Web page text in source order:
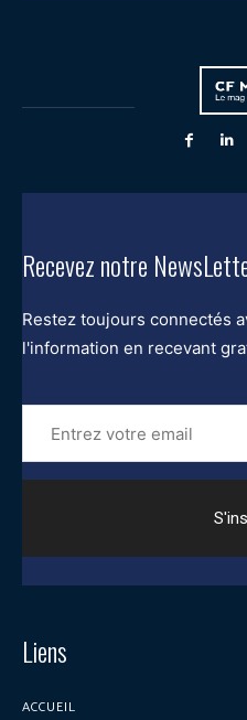
Recevez notre
Restez toujours connectés
l'information en recevant
Entrez
votre
email
Liens
ACCUEIL